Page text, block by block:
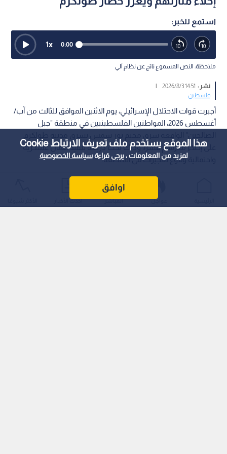
هذا الموقع يستخدم ملف تعريف الارتباط Cookie
لمزيد من المعلومات ، يرجى قراءةسياسة الخصوصية
اوافق
استمع للخبر:
0:00
1x
ملاحظة: النص المسموع ناتج عن نظام آلي
نشر : 14:51 2026/8/3
|
فلسطين
أجبرت قوات الاحتلال الإسرائيلي، يوم الاثنين الموافق للثالث من آب/
أغسطس 2026، المواطنين الفلسطينيين في منطقة "جبل
على إخلاء منازلهم قسرا، وذلك تحت ذريعة تنفيذ أعمال عسكرية
واحتمالية وقوع تفجيرات في المنطقة.
عواجل المباشر أحدث الأخبار